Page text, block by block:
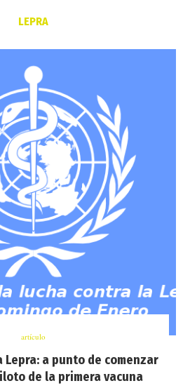
LEPRA
artículo
Lepra: a punto de comenzar
de la primera vacuna